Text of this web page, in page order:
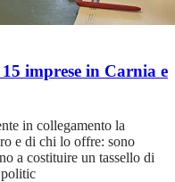
imprese in Carnia e
in collegamento la
e di chi lo offre: sono
a costituire un tassello di
politic